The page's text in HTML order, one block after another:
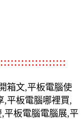
箱文,平板電腦使
,平板電腦哪裡買,
平板電腦電腦展,平